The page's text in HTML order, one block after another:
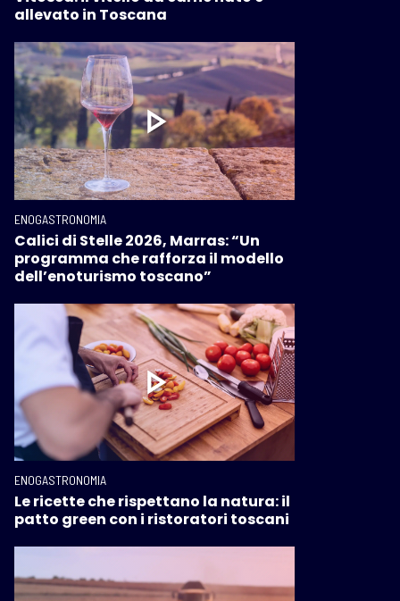
allevato in Toscana
ENOGASTRONOMIA
Calici di Stelle 2026, Marras: “Un
programma che rafforza il modello
dell’enoturismo toscano”
ENOGASTRONOMIA
Le ricette che rispettano la natura: il
patto green con i ristoratori toscani